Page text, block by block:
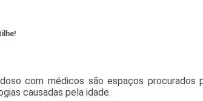
com médicos são espaços procurados
causadas pela idade.